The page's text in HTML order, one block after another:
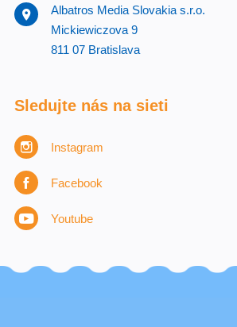
Albatros Media Slovakia s.r.o.
Mickiewiczova 9
811 07 Bratislava
Sledujte nás na sieti
Instagram
Facebook
Youtube